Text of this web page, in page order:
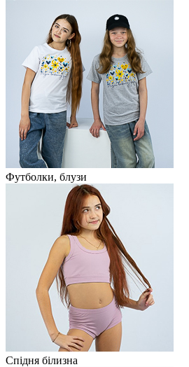
Футболки, блузи
Спідня білизна